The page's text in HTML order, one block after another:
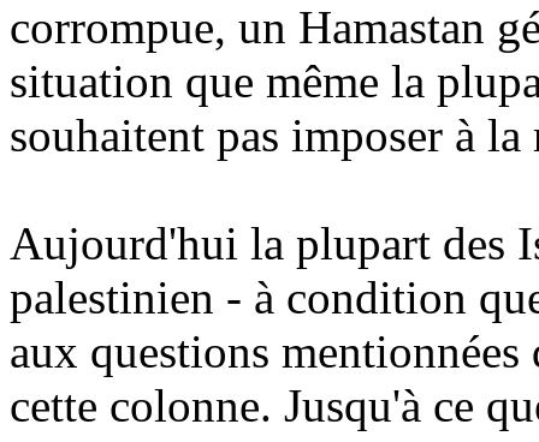
corrompue, un Hamastan
situation que même la
souhaitent pas imposer à la
Aujourd'hui la plupart des
palestinien - à condition
aux questions
cette colonne. Jusqu'à ce